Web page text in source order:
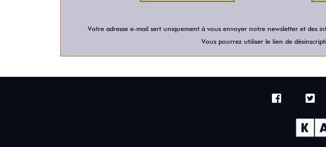
Votre adresse e-mail sert uniquement à vous envoyer notre newsletter et des
Vous pourrez utiliser le lien de